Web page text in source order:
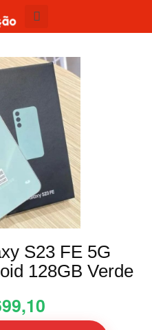
S23 FE 5G
128GB Verde